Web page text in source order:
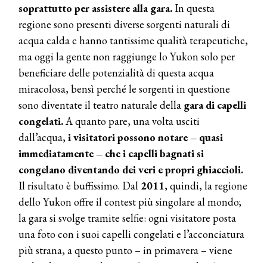
soprattutto per assistere alla gara.In questa
regione sono presenti diverse sorgenti naturali di
acqua calda e hanno tantissime qualità terapeutiche,
ma oggi la gente non raggiunge lo Yukon solo per
beneficiare delle potenzialità di questa acqua
miracolosa, bensì perché le sorgenti in questione
sono diventate il teatro naturale della gara di capelli
congelati.A quanto pare, una volta usciti
dall’acqua,i visitatori possono notare – quasi
immediatamente – che i capelli bagnati si
congelano diventando dei veri e propri ghiaccioli.
Il risultato è buffissimo. Dal 2011, quindi, la regione
dello Yukon offre il contest più singolare al mondo;
la gara si svolge tramite selfie: ogni visitatore posta
una foto con i suoi capelli congelati e l’acconciatura
più strana, a questo punto – in primavera – viene
COSMOPROF WORLDWIDE BOLOGNA
Cosmprof Worldwide Bologna
presenta THE BEAUTY &
WELLNESS CONGRESS 2022: I
TEMI
DYSON
Dyson presenta la nuova collezione
pervinca e rosé per Natale